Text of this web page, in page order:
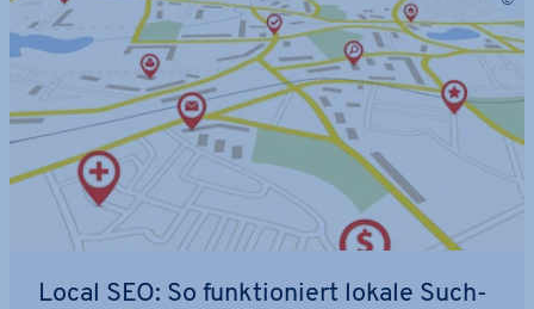
Local SEO: So funk­tio­niert lokale Such­